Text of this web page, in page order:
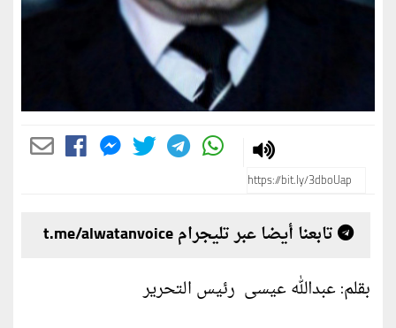
تابعنا أيضا عبر تليجرام t.me/alwatanvoice
بقلم: عبدالله عيسى رئيس التحرير